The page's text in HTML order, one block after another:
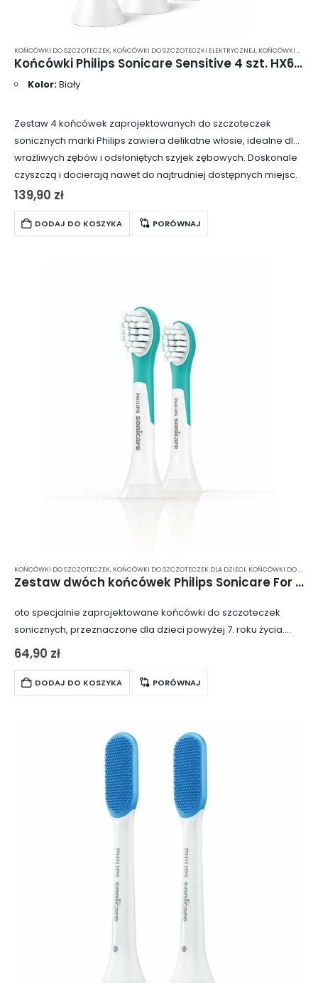
KOŃCÓWKI DO SZCZOTECZEK, KOŃCÓWKI DO SZCZOTECZKI ELEKTRYCZNEJ, KOŃCÓWKI DO SZCZOTECZKI ELEKTRYCZNEJ PHILIPS SONICARE
Końcówki Philips Sonicare Sensitive 4 szt. HX6054
Kolor:Biały
Zestaw 4 końcówek zaprojektowanych do szczoteczek
sonicznych marki Philips zawiera delikatne włosie, idealne dla
wrażliwych zębów i odsłoniętych szyjek zębowych. Doskonale
czyszczą i docierają nawet do najtrudniej dostępnych miejsc.
139,90 zł
DODAJ DO KOSZYKA PORÓWNAJ
KOŃCÓWKI DO SZCZOTECZEK, KOŃCÓWKI DO SZCZOTECZEK DLA DZIECI, KOŃCÓWKI DO SZCZOTECZKI ELEKTRYCZNEJ
Zestaw dwóch końcówek Philips Sonicare For Kids 7+ HX6042/33
oto specjalnie zaprojektowane końcówki do szczoteczek
sonicznych, przeznaczone dla dzieci powyżej 7. roku życia.
Idealnie nadają się do małych buzi i ząbków. Dzięki pokryciu
końcówki gumą, zęby są dodatkowo chronione…
64,90 zł
DODAJ DO KOSZYKA PORÓWNAJ